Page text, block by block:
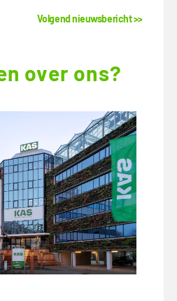
Volgend nieuwsbericht >>
over ons?